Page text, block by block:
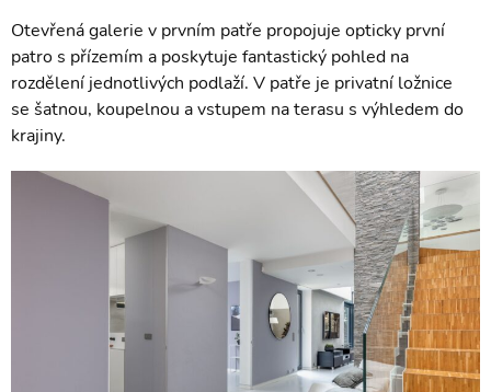
Otevřená galerie v prvním patře propojuje opticky první
patro s přízemím a poskytuje fantastický pohled na
rozdělení jednotlivých podlaží. V patře je privatní ložnice
se šatnou, koupelnou a vstupem na terasu s výhledem do
krajiny.